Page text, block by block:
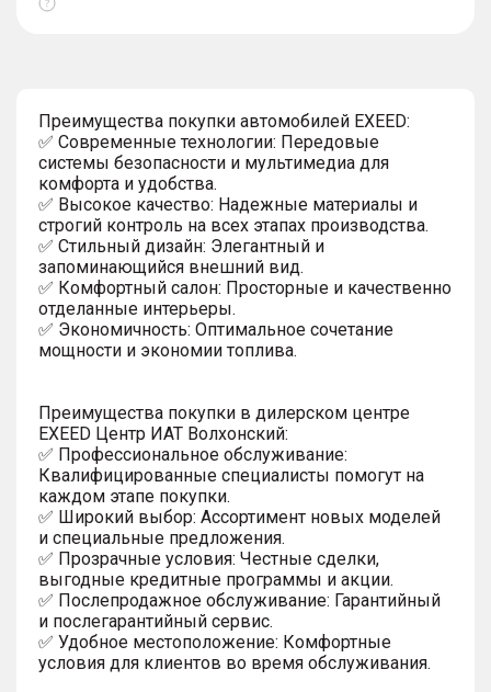
Показать
Преимущества покупки автомобилей EXEED:
✅ Современные технологии: Передовые
системы безопасности и мультимедиа для
комфорта и удобства.
✅ Высокое качество: Надежные материалы и
строгий контроль на всех этапах производства.
✅ Стильный дизайн: Элегантный и
запоминающийся внешний вид.
✅ Комфортный салон: Просторные и качественно
отделанные интерьеры.
✅ Экономичность: Оптимальное сочетание
мощности и экономии топлива.
Преимущества покупки в дилерском центре
EXEED Центр ИАТ Волхонский:
✅ Профессиональное обслуживание:
Квалифицированные специалисты помогут на
каждом этапе покупки.
✅ Широкий выбор: Ассортимент новых моделей
и специальные предложения.
✅ Прозрачные условия: Честные сделки,
выгодные кредитные программы и акции.
✅ Послепродажное обслуживание: Гарантийный
и послегарантийный сервис.
✅ Удобное местоположение: Комфортные
условия для клиентов во время обслуживания.